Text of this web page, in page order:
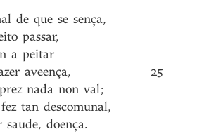
de que se sença,
passar,
a peitar
aveença,
prez nada non val;
fez tan descomunal,
saude, doença.
25